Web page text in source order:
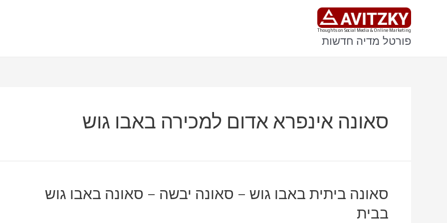
Thoughts on Social Media & Online Marketing
פורטל מדיה חדשות
סאונה אינפרא אדום למכירה באבו גוש
סאונה ביתית באבו גוש – סאונה יבשה – סאונה באבו גוש
בבית